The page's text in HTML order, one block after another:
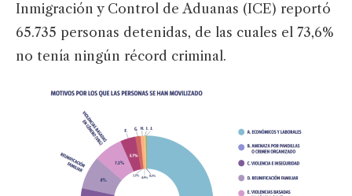
Inmigración y Control de Aduanas (ICE) reportó
65.735 personas detenidas, de las cuales el 73,6%
no tenía ningún récord criminal.